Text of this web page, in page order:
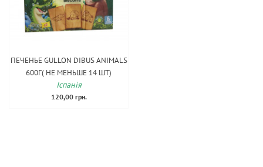
ПЕЧЕНЬЕ GULLON DIBUS ANIMALS
600Г( НЕ МЕНЬШЕ 14 ШТ)
Іспанія
120,00 грн.